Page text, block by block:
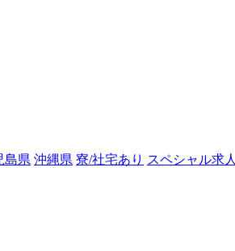
島県 沖縄県 寮/社宅あり スペシャル求人